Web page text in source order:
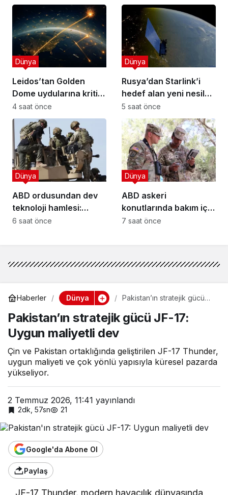
Leidos’tan Golden
Dome uydularına kritik
kızılötesi sensör
Dünya
4 saat önce
Rusya’dan Starlink’i
hedef alan yeni nesil
elektronik harp sistemi!
Dünya
5 saat önce
ABD ordusundan dev
teknoloji hamlesi:
Reveille Forge kuruldu!
Dünya
6 saat önce
ABD askeri
konutlarında bakım için
yeni mobil uygulama
Dünya
7 saat önce
Haberler Dünya
Pakistan’ın stratejik gücü
Pakistan’ın stratejik gücü JF-17:
Uygun maliyetli dev
Çin ve Pakistan ortaklığında geliştirilen JF-17 Thunder,
uygun maliyeti ve çok yönlü yapısıyla küresel pazarda
yükseliyor.
2 Temmuz 2026, 11:41 yayınlandı
2dk, 57sn 21
Google'da Abone Ol
Paylaş
JF-17 Thunder, modern havacılık dünyasında